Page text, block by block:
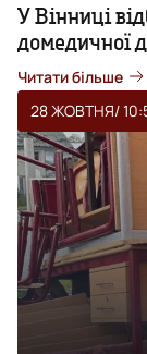
У Вінниці
домедичної
Читати більше
28 ЖОВТНЯ/